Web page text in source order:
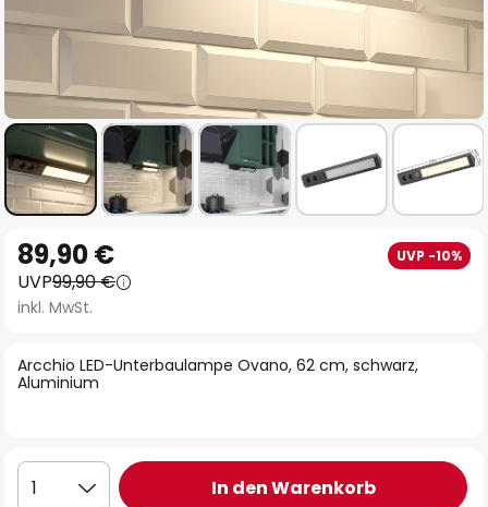
Anfang
der
Bildgalerie
Arcchio LED-Unterbaulampe Ovano, 62 cm, schwarz,
Aluminium
89,90 € UVP -10%
UVP99,90 €
inkl. MwSt.
1 In den Warenkorb